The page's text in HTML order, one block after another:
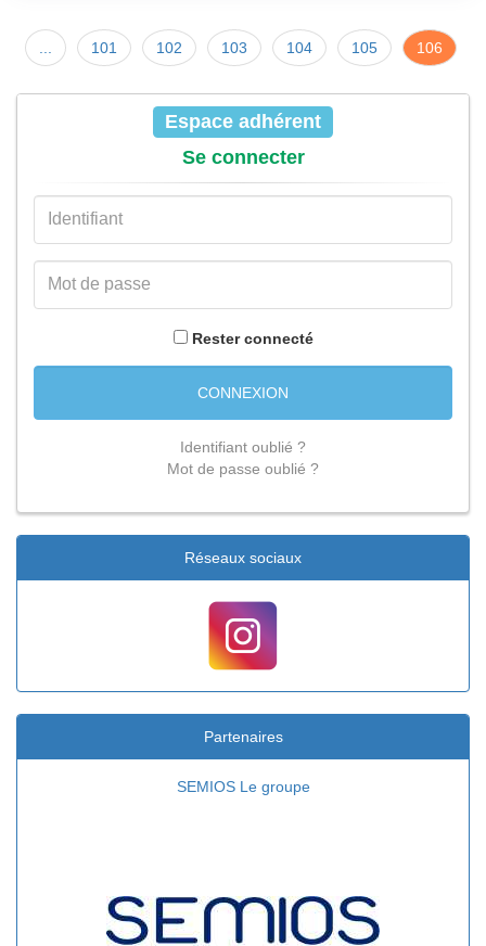
101 102 103 104 105 106
Espace adhérent
Se connecter
Rester connecté
CONNEXION
Identifiant oublié ?
Mot de passe oublié ?
Réseaux sociaux
Partenaires
SEMIOS Le groupe